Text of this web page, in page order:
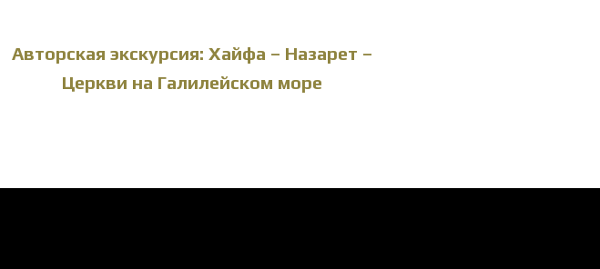
Авторская экскурсия: Хайфа – Назарет –
Церкви на Галилейском море